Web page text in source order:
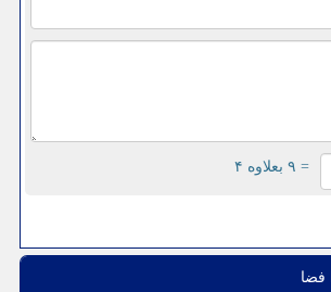
= ۹ بعلاوه ۴
فضا